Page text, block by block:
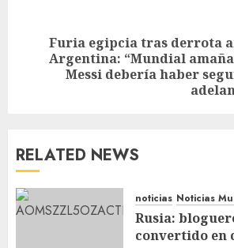
Furia egipcia tras derrota
Argentina: “Mundial
Messi debería haber
RELATED NEWS
noticias Noticias
Rusia:
convertido en